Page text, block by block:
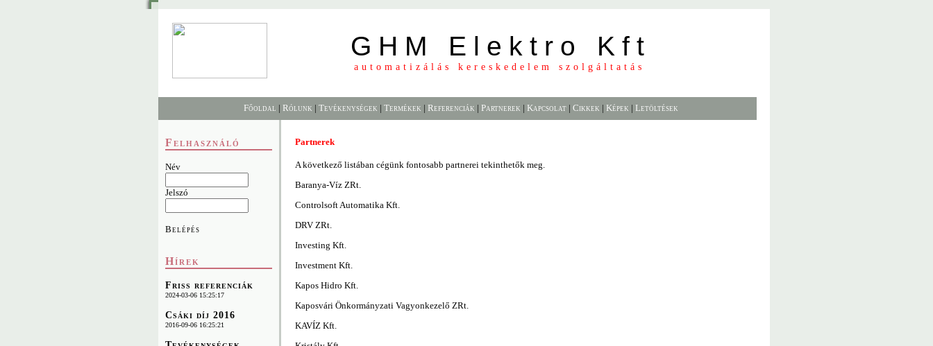
GHM Elektro Kft
automatizálás kereskedelem szolgáltatás
Főoldal | Rólunk | Tevékenységek | Termékek | Referenciák | Partnerek | Kapcsolat| Cikkek | Képek | Letöltések
Felhasználó
Név
Jelszó
Belépés
Hírek
Friss referenciák
2024-03-06 15:25:17
Csáki díj 2016
2016-09-06 16:25:21
Partnerek
A következő listában cégünk fontosabb partnerei tekinthetők meg.
Baranya-Víz ZRt.
Controlsoft Automatika Kft.
DRV ZRt.
Investing Kft.
Investment Kft.
Kapos Hidro Kft.
Kaposvári Önkormányzati Vagyonkezelő ZRt.
KAVÍZ Kft.